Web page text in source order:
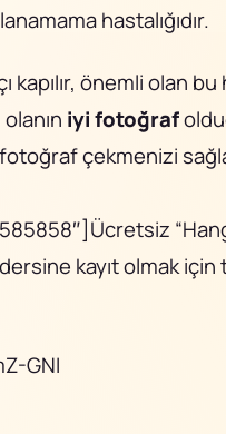
hastalığıdır.
önemli olan bu
iyi fotoğraf
çekmenizi
kayıt olmak için
GNI